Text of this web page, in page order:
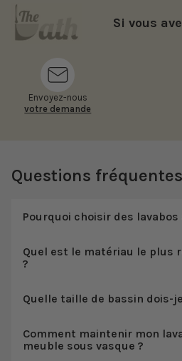
Si vous
Envoyez-nous
votre demande
Questions fréquentes
Pourquoi choisir des lavabos
Quel est le matériau le plus
?
Quelle taille de bassin dois-
Comment maintenir mon
meuble sous vasque ?